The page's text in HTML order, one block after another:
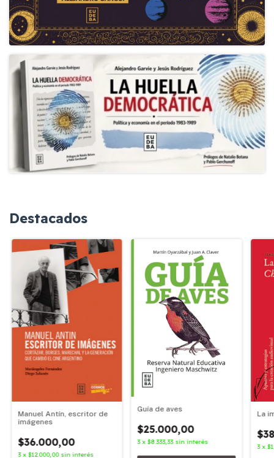
Destacados
Manuel Antín, escritor de
imágenes
$36.000,00
3 x $12.000,00 sin interés
Guía de aves
$25.000,00
3 x$8.333,33 sin interés
La
3 x